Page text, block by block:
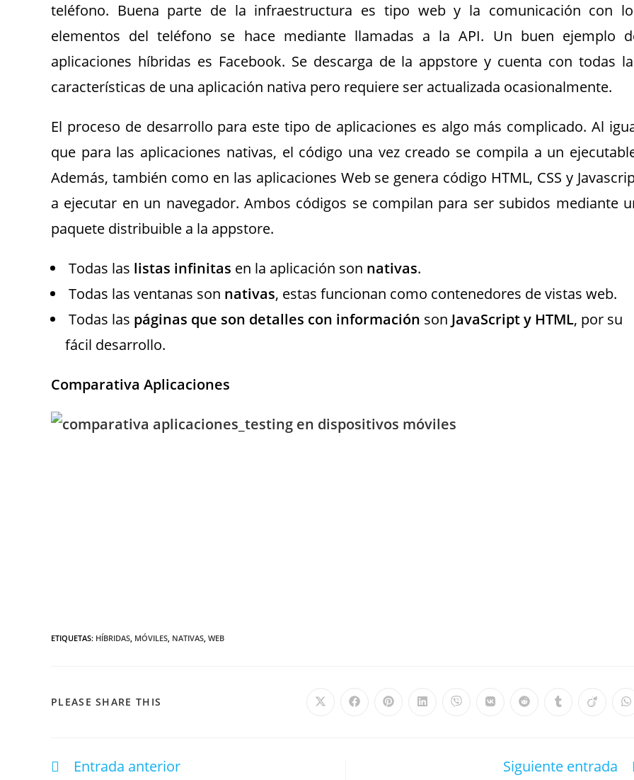
teléfono. Buena parte de la infraestructura es tipo web y la comunicación con
elementos del teléfono se hace mediante llamadas a la API. Un buen ejemplo
aplicaciones híbridas es Facebook. Se descarga de la appstore y cuenta con todas
características de una aplicación nativa pero requiere ser actualizada ocasionalmente.
El proceso de desarrollo para este tipo de aplicaciones es algo más complicado. Al
que para las aplicaciones nativas, el código una vez creado se compila a un
Además, también como en las aplicaciones Web se genera código HTML, CSS y
a ejecutar en un navegador. Ambos códigos se compilan para ser subidos mediante
paquete distribuible a la appstore.
Todas las listas infinitas en la aplicación son nativas.
Todas las ventanas son nativas, estas funcionan como contenedores de vistas web.
Todas las páginas que son detalles con información son JavaScript y HTML, por su
fácil desarrollo.
Comparativa Aplicaciones
ETIQUETAS: HÍBRIDAS, MÓVILES, NATIVAS, WEB
PLEASE SHARE THIS
Entrada anterior Siguiente entrada